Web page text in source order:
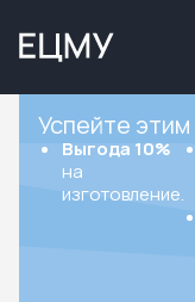
Успейте
Выгода 10%
на
изготовление.